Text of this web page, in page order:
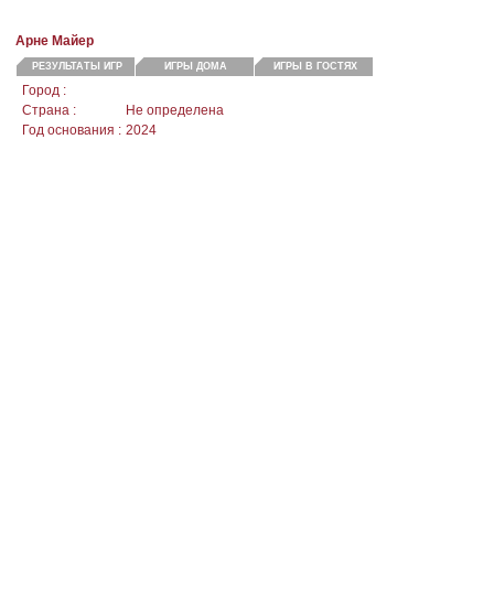
Арне Майер
РЕЗУЛЬТАТЫ ИГР ИГРЫ ДОМА ИГРЫ В ГОСТЯХ
Город :
Страна :
Не определена
Год основания : 2024